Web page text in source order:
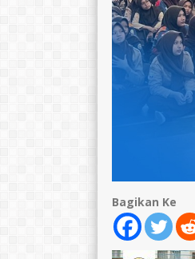
Bagikan Ke
1671095005680007
196805101990032009
PNS
Guru Mapel